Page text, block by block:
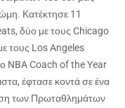
Κατέκτησε 11
, δύο με τους Chicago
τους Los Angeles
NBA Coach of the Year
έφτασε κοντά σε ένα
των Πρωταθλημάτων